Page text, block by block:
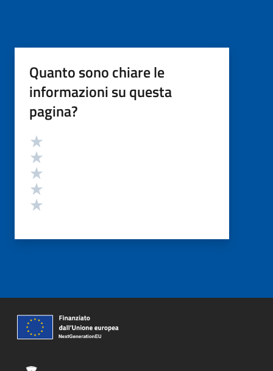
Quanto sono chiare le
informazioni su questa
pagina?
Valutazione